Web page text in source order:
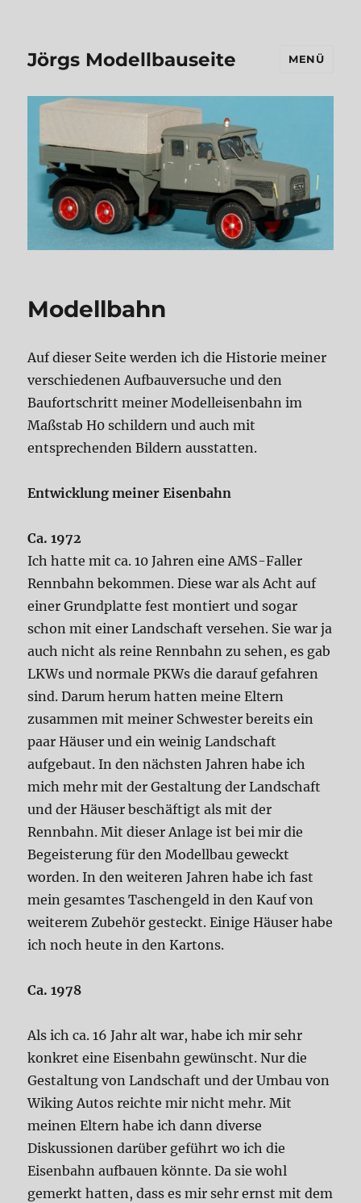
Jörgs Modellbauseite MENÜ
Modellbahn
Auf dieser Seite werden ich die Historie meiner
verschiedenen Aufbauversuche und den
Baufortschritt meiner Modelleisenbahn im
Maßstab H0 schildern und auch mit
entsprechenden Bildern ausstatten.
Entwicklung meiner Eisenbahn
Ca. 1972
Ich hatte mit ca. 10 Jahren eine AMS-Faller
Rennbahn bekommen. Diese war als Acht auf
einer Grundplatte fest montiert und sogar
schon mit einer Landschaft versehen. Sie war ja
auch nicht als reine Rennbahn zu sehen, es gab
LKWs und normale PKWs die darauf gefahren
sind. Darum herum hatten meine Eltern
zusammen mit meiner Schwester bereits ein
paar Häuser und ein weinig Landschaft
aufgebaut. In den nächsten Jahren habe ich
mich mehr mit der Gestaltung der Landschaft
und der Häuser beschäftigt als mit der
Rennbahn. Mit dieser Anlage ist bei mir die
Begeisterung für den Modellbau geweckt
worden. In den weiteren Jahren habe ich fast
mein gesamtes Taschengeld in den Kauf von
weiterem Zubehör gesteckt. Einige Häuser habe
ich noch heute in den Kartons.
Ca. 1978
Als ich ca. 16 Jahr alt war, habe ich mir sehr
konkret eine Eisenbahn gewünscht. Nur die
Gestaltung von Landschaft und der Umbau von
Wiking Autos reichte mir nicht mehr. Mit
meinen Eltern habe ich dann diverse
Diskussionen darüber geführt wo ich die
Eisenbahn aufbauen könnte. Da sie wohl
gemerkt hatten, dass es mir sehr ernst mit dem